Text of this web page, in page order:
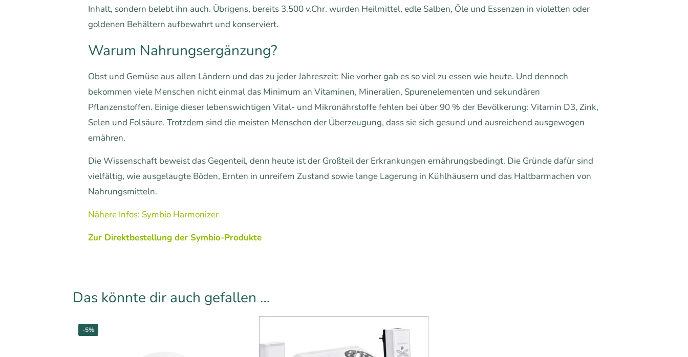
Inhalt, sondern belebt ihn auch. Übrigens, bereits 3.500 v.Chr. wurden Heilmittel, edle Salben, Öle und Essenzen in violetten oder
goldenen Behältern aufbewahrt und konserviert.
Warum Nahrungsergänzung?
Obst und Gemüse aus allen Ländern und das zu jeder Jahreszeit: Nie vorher gab es so viel zu essen wie heute. Und dennoch
bekommen viele Menschen nicht einmal das Minimum an Vitaminen, Mineralien, Spurenelementen und sekundären
Pflanzenstoffen. Einige dieser lebenswichtigen Vital- und Mikronährstoffe fehlen bei über 90 % der Bevölkerung: Vitamin D3, Zink,
Selen und Folsäure. Trotzdem sind die meisten Menschen der Überzeugung, dass sie sich gesund und ausreichend ausgewogen
ernähren.
Die Wissenschaft beweist das Gegenteil, denn heute ist der Großteil der Erkrankungen ernährungsbedingt. Die Gründe dafür sind
vielfältig, wie ausgelaugte Böden, Ernten in unreifem Zustand sowie lange Lagerung in Kühlhäusern und das Haltbarmachen von
Nahrungsmitteln.
Nähere Infos: Symbio Harmonizer
Zur Direktbestellung der Symbio-Produkte
Das könnte dir auch gefallen …
-5%